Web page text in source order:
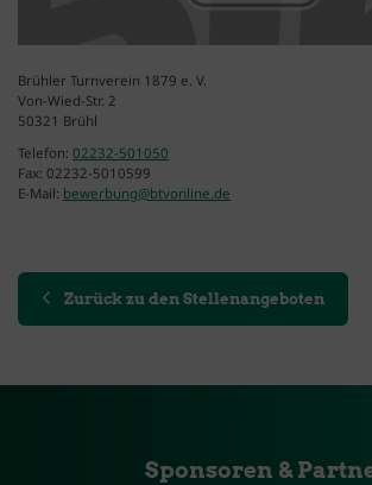
Brühler Turnverein 1879 e. V.
Von-Wied-Str. 2
50321 Brühl
Telefon: 02232-501050
Fax: 02232-5010599
E-Mail: bewerbung@btvonline.de
Zurück zu den Stellenangeboten
Sponsoren &